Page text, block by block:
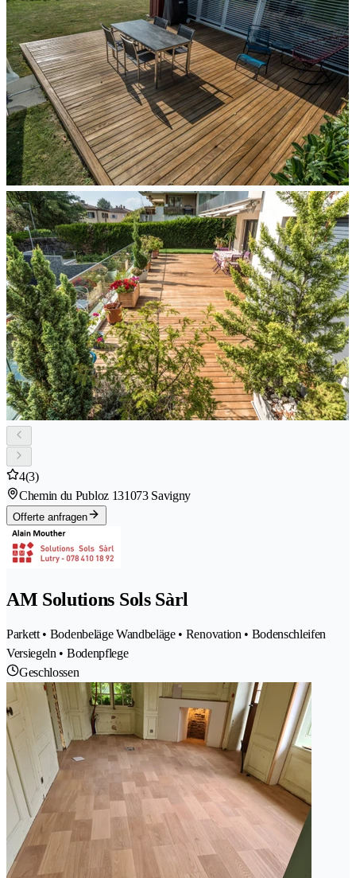
4(3)
Chemin du Publoz 131073 Savigny
Offerte anfragen
AM Solutions Sols Sàrl
Parkett • Bodenbeläge Wandbeläge • Renovation • Bodenschleifen
Versiegeln • Bodenpflege
Geschlossen